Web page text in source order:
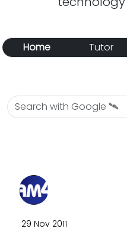
Home Tutor
29 Nov 2011